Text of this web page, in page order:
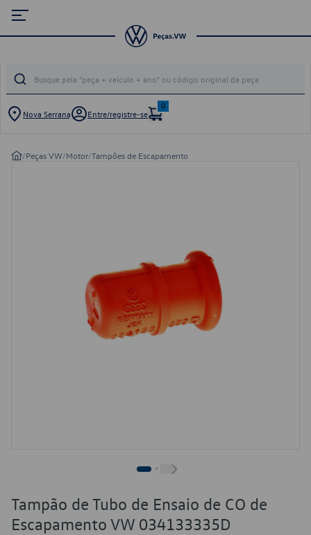
Nova Serrana Entre/registre-se
0
/Peças VW/Motor/Tampões de Escapamento
Tampão de Tubo de Ensaio de CO de
Escapamento VW 034133335D